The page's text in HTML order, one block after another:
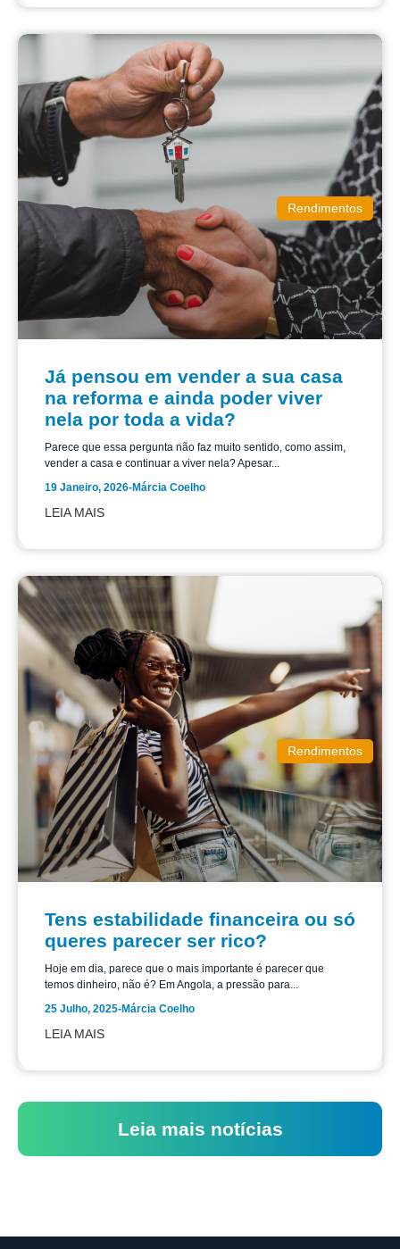
Rendimentos
Já pensou em vender a sua casa
na reforma e ainda poder viver
nela por toda a vida?
Parece que essa pergunta não faz muito sentido, como assim,
vender a casa e continuar a viver nela? Apesar...
19 Janeiro, 2026-Márcia Coelho
LEIA MAIS
Rendimentos
Tens estabilidade financeira ou só
queres parecer ser rico?
Hoje em dia, parece que o mais importante é parecer que
temos dinheiro, não é? Em Angola, a pressão para...
25 Julho, 2025-Márcia Coelho
LEIA MAIS
Leia mais notícias